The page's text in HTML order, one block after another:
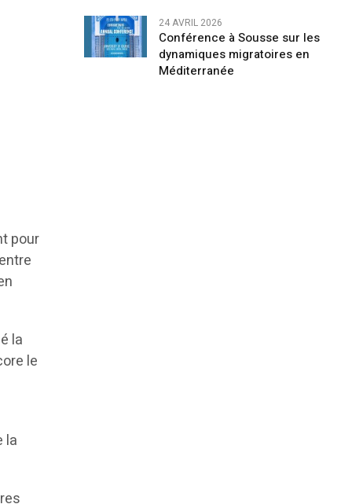
pour
la
le
la
24 AVRIL 2026
Conférence à Sousse sur les
dynamiques migratoires en
Méditerranée